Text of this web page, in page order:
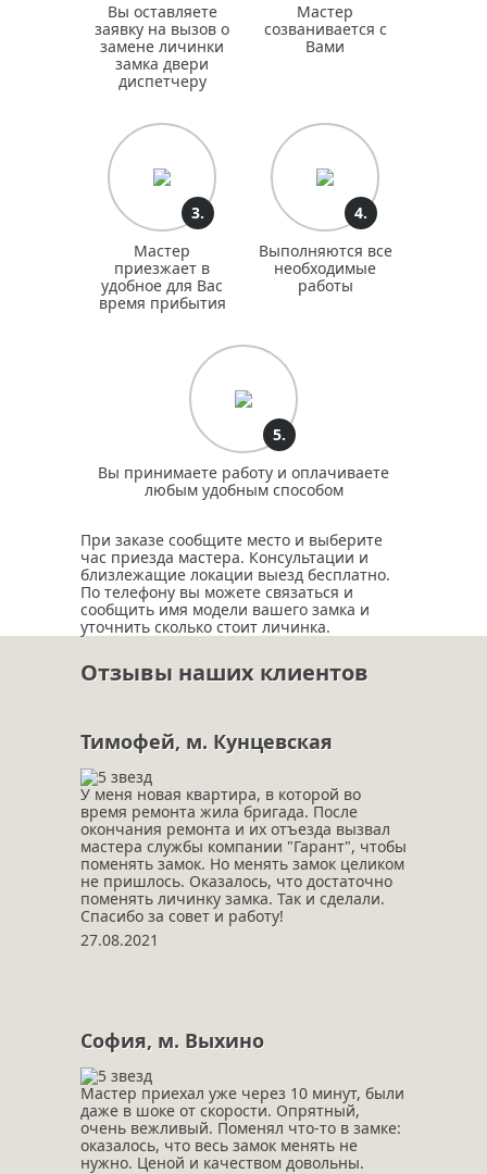
Вы оставляете
заявку на вызов о
замене личинки
замка двери
диспетчеру
Мастер
созванивается с
Вами
3.
Мастер
приезжает в
удобное для Вас
время прибытия
4.
Выполняются все
необходимые
работы
5.
Вы принимаете работу и оплачиваете
любым удобным способом
При заказе сообщите место и выберите
час приезда мастера. Консультации и
близлежащие локации выезд бесплатно.
По телефону вы можете связаться и
сообщить имя модели вашего замка и
уточнить сколько стоит личинка.
Отзывы наших клиентов
Тимофей, м. Кунцевская
У меня новая квартира, в которой во
время ремонта жила бригада. После
окончания ремонта и их отъезда вызвал
мастера службы компании "Гарант", чтобы
поменять замок. Но менять замок целиком
не пришлось. Оказалось, что достаточно
поменять личинку замка. Так и сделали.
Спасибо за совет и работу!
27.08.2021
София, м. Выхино
Мастер приехал уже через 10 минут, были
даже в шоке от скорости. Опрятный,
очень вежливый. Поменял что-то в замке:
оказалось, что весь замок менять не
нужно. Ценой и качеством довольны.